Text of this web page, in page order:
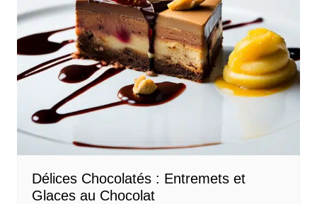
Délices Chocolatés : Entremets et
Glaces au Chocolat